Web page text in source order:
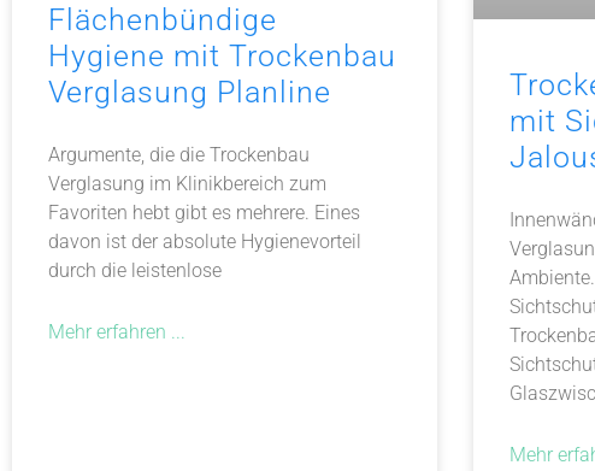
Flächenbündige
Hygiene mit Trockenbau
Verglasung Planline
Argumente, die die Trockenbau
Verglasung im Klinikbereich zum
Favoriten hebt gibt es mehrere. Eines
davon ist der absolute Hygienevorteil
durch die leistenlose
Mehr erfahren ...
mit
Mehr